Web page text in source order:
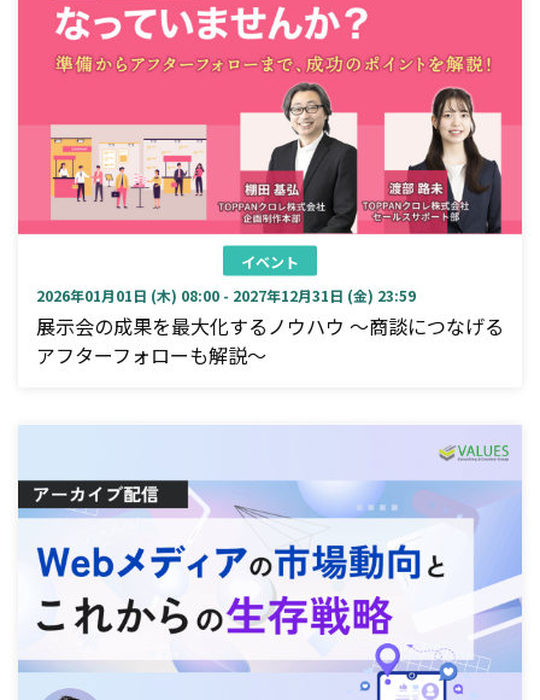
イベント
2026年01月01日 (木) 08:00 - 2027年12月31日 (金) 23:59
展示会の成果を最大化するノウハウ ～商談につなげる
アフターフォローも解説～